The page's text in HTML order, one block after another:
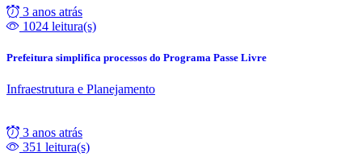
3 anos atrás
1024 leitura(s)
Prefeitura simplifica processos do Programa Passe Livre
Infraestrutura e Planejamento
3 anos atrás
351 leitura(s)